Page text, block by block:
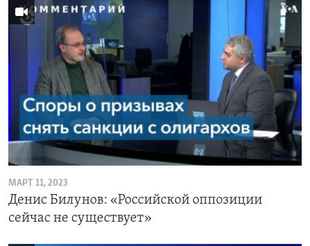
МАРТ 11, 2023
Денис Билунов: «Российской оппозиции
сейчас не существует»